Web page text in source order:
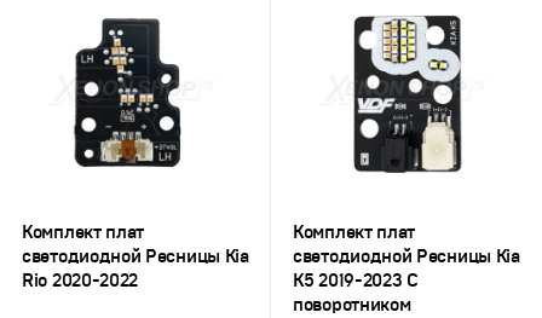
Комплект плат
светодиодной Ресницы Kia
Rio 2020-2022
Комплект плат
светодиодной Ресницы Kia
K5 2019-2023 С
поворотником